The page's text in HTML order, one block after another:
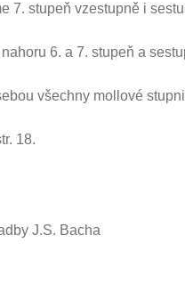
7. stupeň vzestupně i
6. a 7. stupeň a
všechny mollové
18.
J.S. Bacha